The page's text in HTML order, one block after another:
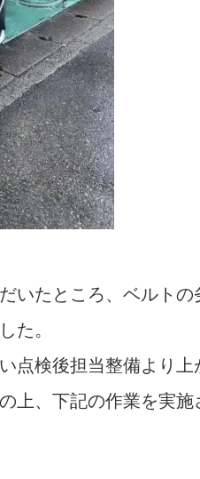
いたところ、ベルトの
た。
点検後担当整備より上
上、下記の作業を実施